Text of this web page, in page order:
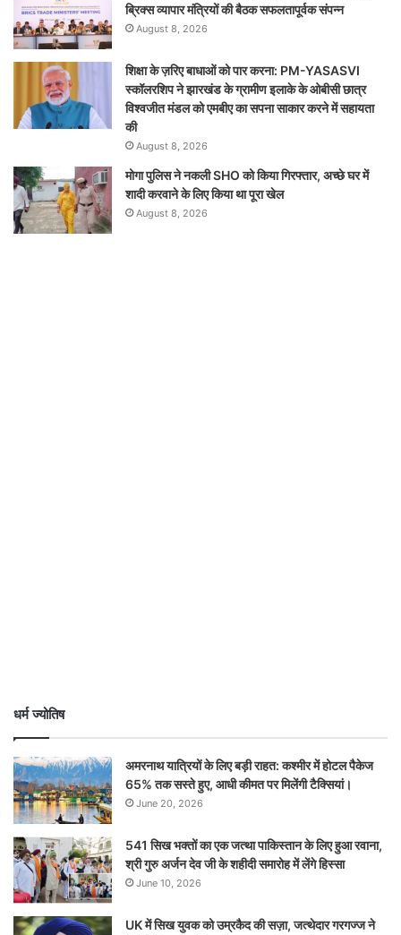
ब्रिक्‍स व्यापार मंत्रियों की बैठक सफलतापूर्वक संपन्न
August 8, 2026
शिक्षा के ज़रिए बाधाओं को पार करना: PM-YASASVI
स्कॉलरशिप ने झारखंड के ग्रामीण इलाके के ओबीसी छात्र
विश्वजीत मंडल को एमबीए का सपना साकार करने में सहायता
की
August 8, 2026
मोगा पुलिस ने नकली SHO को किया गिरफ्तार, अच्छे घर में
शादी करवाने के लिए किया था पूरा खेल
August 8, 2026
धर्म ज्योतिष
अमरनाथ यात्रियों के लिए बड़ी राहत: कश्मीर में होटल पैकेज
65% तक सस्ते हुए, आधी कीमत पर मिलेंगी टैक्सियां।
June 20, 2026
541 सिख भक्तों का एक जत्था पाकिस्तान के लिए हुआ रवाना,
श्री गुरु अर्जन देव जी के शहीदी समारोह में लेंगे हिस्सा
June 10, 2026
UK में सिख युवक को उम्रकैद की सज़ा, जत्थेदार गरगज्ज ने